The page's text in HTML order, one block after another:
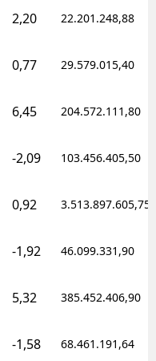
2,20 22.201.248,88
0,77 29.579.015,40
6,45 204.572.111,80
-2,09 103.456.405,50
0,92 3.513.897.605,75
-1,92 46.099.331,90
5,32 385.452.406,90
-1,58 68.461.191,64